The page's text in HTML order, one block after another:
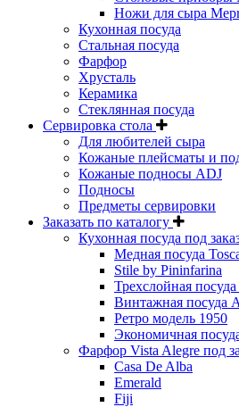
Ножи для сыра
Кухонная посуда
Стальная посуда
Фарфор
Хрусталь
Керамика
Стеклянная посуда
Сервировка стола
Для любителей сыра
Кожаные плейсматы и
Кожаные подносы ADJ
Подносы
Предметы сервировки
Заказать по каталогу
Кухонная посуда под
Медная посуда
Stile by Pininfarina
Трехслойная
Винтажная посуда
Ретро модель 1950
Экономичная
Фарфор Vista Alegre под
Casa De Alba
Emerald
Fiji